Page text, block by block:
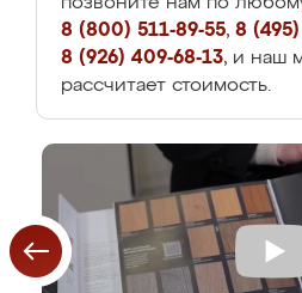
8 (800) 511-89-55, 8
8 (926) 409-68-13, и наш
рассчитает стоимость.